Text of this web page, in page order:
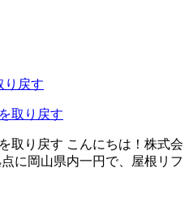
取り戻す
取り戻す こんにちは！株式会
に岡山県内一円で、屋根リフ